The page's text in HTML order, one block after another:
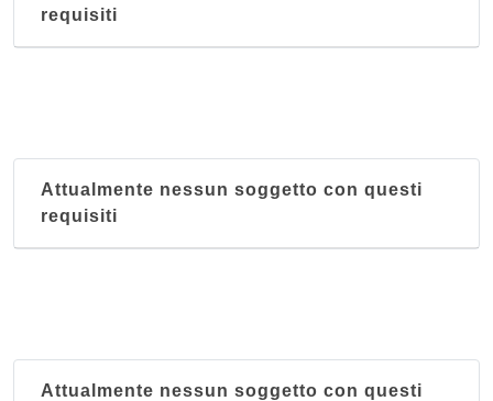
requisiti
Attualmente nessun soggetto con questi
requisiti
Attualmente nessun soggetto con questi